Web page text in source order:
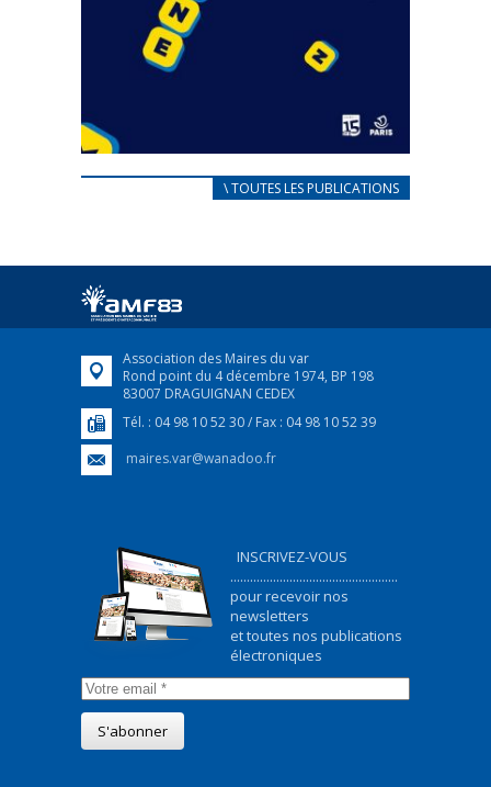
CARNET D’ACCUEIL
Afin d’accompagner au mieux les réfugiés
FEUILLETER
\ TOUTES LES PUBLICATIONS
Association des Maires du var
Rond point du 4 décembre 1974, BP 198
83007 DRAGUIGNAN CEDEX
Tél. : 04 98 10 52 30 / Fax : 04 98 10 52 39
maires.var@wanadoo.fr
INSCRIVEZ-VOUS
...................................................
pour recevoir nos
newsletters
et toutes nos publications
électroniques